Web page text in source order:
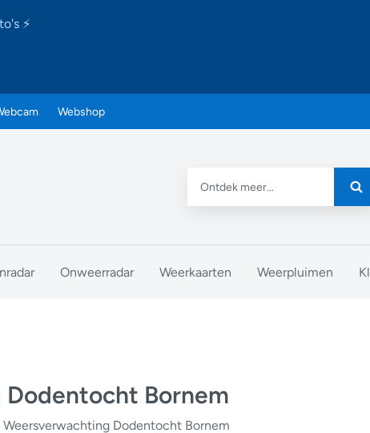
⚡
Webshop
Onweerradar Weerkaarten Weerpluimen
Bornem
Weersverwachting Dodentocht Bornem